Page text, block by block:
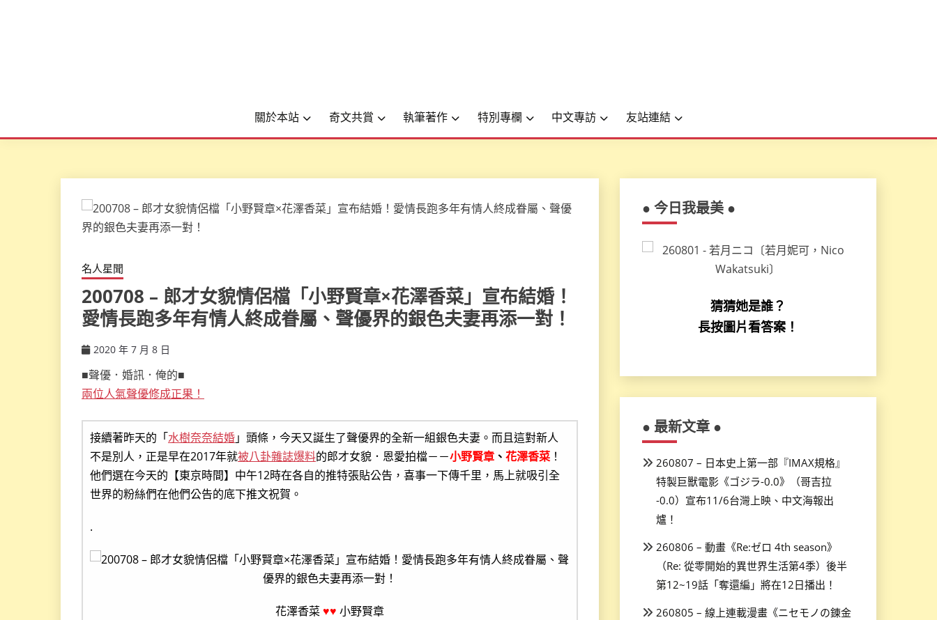
關於本站 奇文共賞 執筆著作 特別專欄 中文專訪 友站連結
名人星聞
200708 – 郎才女貌情侶檔「小野賢章×花澤香菜」宣布結婚！
愛情長跑多年有情人終成眷屬、聲優界的銀色夫妻再添一對！
2020 年 7 月 8 日
■聲優．婚訊．俺的■
兩位人氣聲優修成正果！
接續著昨天的「水樹奈奈結婚」頭條，今天又誕生了聲優界的全新一組銀色夫妻。而且這對新人
不是別人，正是早在2017年就被八卦雜誌爆料的郎才女貌．恩愛拍檔－－小野賢章 、 花澤香菜 ！
他們選在今天的【東京時間】中午12時在各自的推特張貼公告，喜事一下傳千里，馬上就吸引全
世界的粉絲們在他們公告的底下推文祝賀。
.
花澤香菜♥♥ 小野賢章
● 今日我最美 ●
猜猜她是誰？
長按圖片看答案！
● 最新文章 ●
260807 – 日本史上第一部『IMAX規格』
特製巨獸電影《ゴジラ-0.0》（哥吉拉
-0.0）宣布11/6台灣上映、中文海報出
爐！
260806 – 動畫《Re:ゼロ 4th season》
（Re: 從零開始的異世界生活第4季）後半
第12~19話「奪還編」將在12日播出！
260805 – 線上連載漫畫《ニセモノの錬金